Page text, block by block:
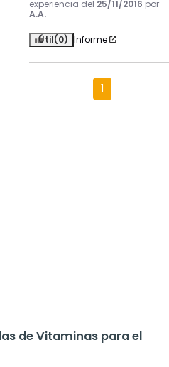
experiencia del 25/11/2016 por
A.A.
Útil(0) Informe
1
de Vitaminas para el